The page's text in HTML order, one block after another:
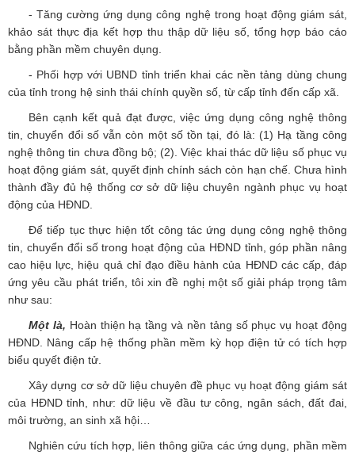
- Tăng cường ứng dụng công nghệ trong hoạt động giám sát,
khảo sát thực địa kết hợp thu thập dữ liệu số, tổng hợp báo cáo
bằng phần mềm chuyên dụng.
- Phối hợp với UBND tỉnh triển khai các nền tảng dùng chung
của tỉnh trong hệ sinh thái chính quyền số, từ cấp tỉnh đến cấp xã.
Bên cạnh kết quả đạt được, việc ứng dụng công nghệ thông
tin, chuyển đổi số vẫn còn một số tồn tại, đó là: (1) Hạ tầng công
nghệ thông tin chưa đồng bộ; (2). Việc khai thác dữ liệu số phục vụ
hoạt động giám sát, quyết định chính sách còn hạn chế. Chưa hình
thành đầy đủ hệ thống cơ sở dữ liệu chuyên ngành phục vụ hoạt
động của HĐND.
Để tiếp tục thực hiện tốt công tác ứng dụng công nghệ thông
tin, chuyển đổi số trong hoạt động của HĐND tỉnh, góp phần nâng
cao hiệu lực, hiệu quả chỉ đạo điều hành của HĐND các cấp, đáp
ứng yêu cầu phát triển, tôi xin đề nghị một số giải pháp trọng tâm
như sau:
Một là, Hoàn thiện hạ tầng và nền tảng số phục vụ hoạt động
HĐND. Nâng cấp hệ thống phần mềm kỳ họp điện tử có tích hợp
biểu quyết điện tử.
Xây dựng cơ sở dữ liệu chuyên đề phục vụ hoạt động giám sát
của HĐND tỉnh, như: dữ liệu về đầu tư công, ngân sách, đất đai,
môi trường, an sinh xã hội…
Nghiên cứu tích hợp, liên thông giữa các ứng dụng, phần mềm